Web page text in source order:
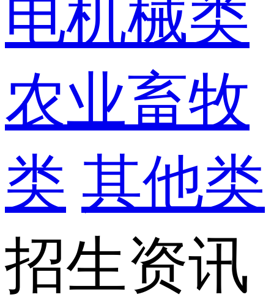
电机械类
农业畜牧
类 其他类
招生资讯